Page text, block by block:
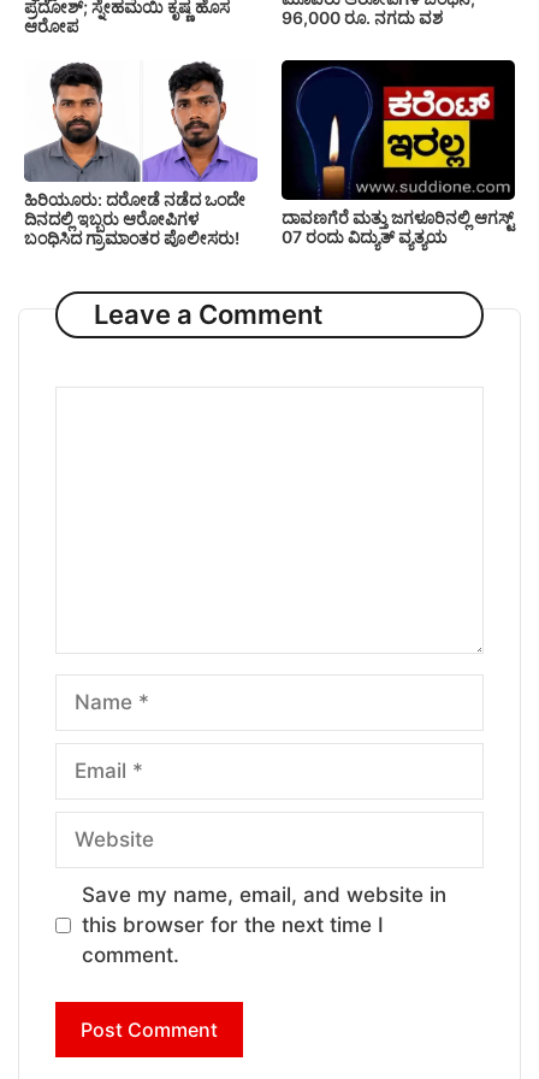
ಪ್ರದೋಶ್; ಸ್ನೇಹಮಯಿ ಕೃಷ್ಣ ಹೊಸ
ಆರೋಪ
96,000 ರೂ. ನಗದು ವಶ
ಹಿರಿಯೂರು: ದರೋಡೆ ನಡೆದ ಒಂದೇ
ದಿನದಲ್ಲಿ ಇಬ್ಬರು ಆರೋಪಿಗಳ
ಬಂಧಿಸಿದ ಗ್ರಾಮಾಂತರ ಪೊಲೀಸರು!
ದಾವಣಗೆರೆ ಮತ್ತು ಜಗಳೂರಿನಲ್ಲಿ ಆಗಸ್ಟ್
07 ರಂದು ವಿದ್ಯುತ್ ವ್ಯತ್ಯಯ
Leave a Comment
Name
Email
Website
Save my name, email, and website in
this browser for the next time I
comment.